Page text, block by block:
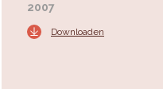
2007
Downloaden